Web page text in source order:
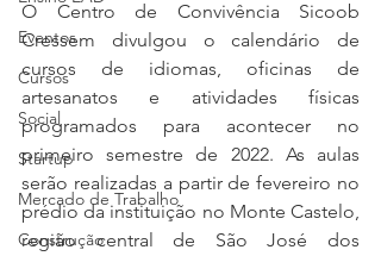
Eventos
Cursos
Social
Startup
Mercado de Trabalho
Construção
O Centro de Convivência Sicoob
Cressem divulgou o calendário de
cursos de idiomas, oficinas de
artesanatos e atividades físicas
programados para acontecer no
primeiro semestre de 2022. As aulas
serão realizadas a partir de fevereiro no
prédio da instituição no Monte Castelo,
região central de São José dos